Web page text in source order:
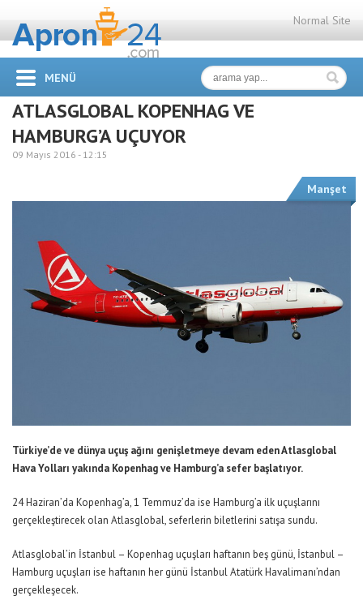
Normal Site
MENÜ
ATLASGLOBAL KOPENHAG VE
HAMBURG’A UÇUYOR
09 Mayıs 2016 - 12:15
Manşet
Türkiye’de ve dünya uçuş ağını genişletmeye devam eden Atlasglobal
Hava Yolları yakında Kopenhag ve Hamburg’a sefer başlatıyor.
24 Haziran’da Kopenhag’a, 1 Temmuz’da ise Hamburg’a ilk uçuşlarını
gerçekleştirecek olan Atlasglobal, seferlerin biletlerini satışa sundu.
Atlasglobal’in İstanbul – Kopenhag uçuşları haftanın beş günü, İstanbul –
Hamburg uçuşları ise haftanın her günü İstanbul Atatürk Havalimanı’ndan
gerçekleşecek.